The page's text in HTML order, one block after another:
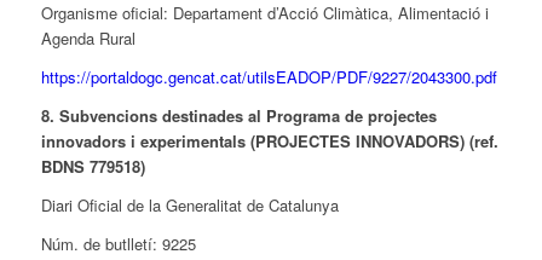
Organisme oficial: Departament d’Acció Climàtica, Alimentació i
Agenda Rural
https://portaldogc.gencat.cat/utilsEADOP/PDF/9227/2043300.pdf
8. Subvencions destinades al Programa de projectes
innovadors i experimentals (PROJECTES INNOVADORS) (ref.
BDNS 779518)
Diari Oficial de la Generalitat de Catalunya
Núm. de butlletí: 9225